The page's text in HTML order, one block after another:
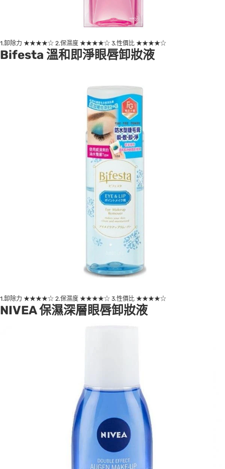
1.卸除力 ★★★★☆ 2.保濕度 ★★★★☆ 3.性價比 ★★★★☆
Bifesta 溫和即淨眼唇卸妝液
1.卸除力 ★★★★☆ 2.保濕度 ★★★★☆ 3.性價比 ★★★★☆
NIVEA 保濕深層眼唇卸妝液